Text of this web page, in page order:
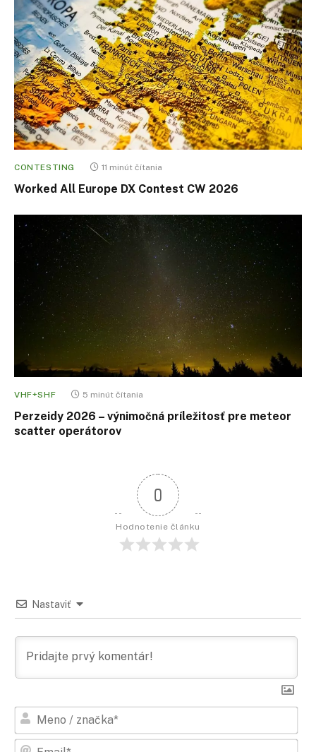
CONTESTING 11 minút čítania
Worked All Europe DX Contest CW 2026
VHF+SHF 5 minút čítania
Perzeidy 2026 – výnimočná príležitosť pre meteor
scatter operátorov
0
Hodnotenie článku
Nastaviť